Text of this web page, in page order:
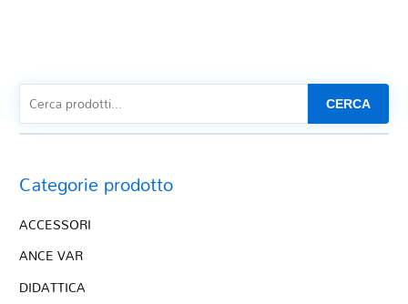
CERCA
Categorie prodotto
ACCESSORI
ANCE VAR
DIDATTICA